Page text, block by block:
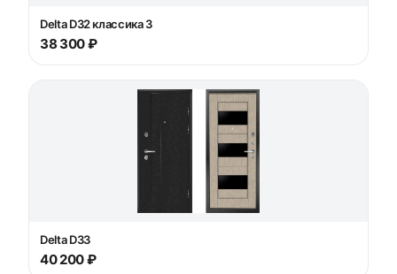
Delta D32 классика 3
38 300 ₽
Delta D33
40 200 ₽